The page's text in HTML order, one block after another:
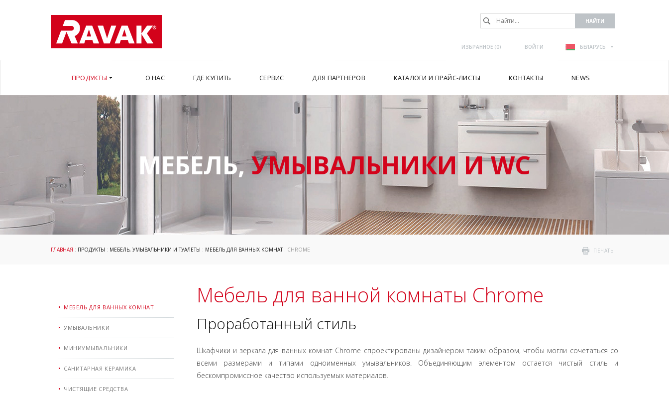
ИЗБРАННОЕ (0) ВОЙТИ БЕЛАРУСЬ
ПРОДУКТЫ О НАС ГДЕ КУПИТЬ СЕРВИС ДЛЯ ПАРТНЕРОВ КАТАЛОГИ И ПРАЙС-ЛИСТЫ КОНТАКТЫ NEWS
МЕБЕЛЬ,УМЫВАЛЬНИКИ И WC
ПЕЧАТЬ
ГЛАВНАЯ : ПРОДУКТЫ : МЕБЕЛЬ, УМЫВАЛЬНИКИ И ТУАЛЕТЫ : МЕБЕЛЬ ДЛЯ ВАННЫХ КОМНАТ: CHROME
МЕБЕЛЬ ДЛЯ ВАННЫХ КОМНАТ
УМЫВАЛЬНИКИ
МИНИУМЫВАЛЬНИКИ
САНИТАРНАЯ КЕРАМИКА
ЧИСТЯЩИЕ СРЕДСТВА
Мебель для ванной комнаты Chrome
Проработанный стиль
Шкафчики и зеркала для ванных комнат Chrome спроектированы дизайнером таким образом, чтобы могли сочетаться со
всеми размерами и типами одноименных умывальников. Объединяющим элементом остается чистый стиль и
бескомпромиссное качество используемых материалов.